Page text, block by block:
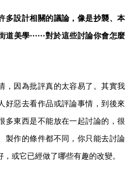
多設計相關的議論，像是抄襲、本
道美學⋯⋯對於這些討論你會怎麼
，因為批評真的太容易了。其實我
好惡去看作品或評論事情，到後來
多東西是不能放在一起討論的，很
製作的條件都不同，你只能去討論
或它已經做了哪些有趣的改變。